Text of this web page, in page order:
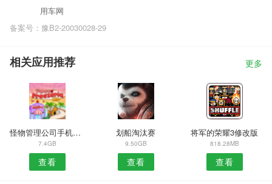
用车网
备案号：豫B2-20030028-29
相关应用推荐 更多
怪物管理公司手机版游戏
7.4GB
查看
划船淘汰赛
9.50GB
查看
将军的荣耀3修改版
818.28MB
查看